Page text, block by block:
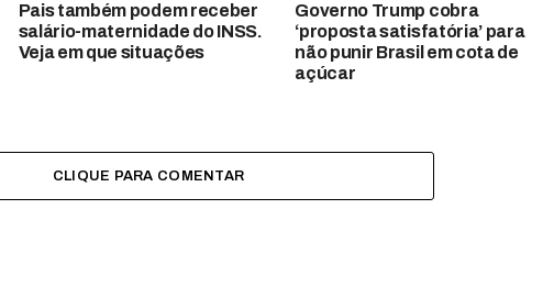
Pais também podem receber
salário-maternidade do INSS.
Veja em que situações
Governo Trump cobra
‘proposta satisfatória’ para
não punir Brasil em cota de
açúcar
CLIQUE PARA COMENTAR